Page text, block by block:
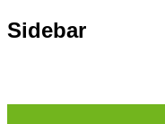
Sidebar